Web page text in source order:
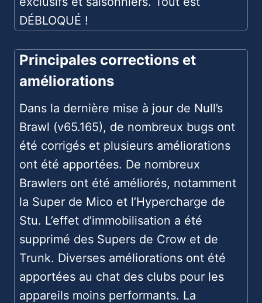
DÉBLOQUÉ !
Principales corrections et
améliorations
Dans la dernière mise à jour de Null’s
Brawl (v65.165), de nombreux bugs ont
été corrigés et plusieurs améliorations
ont été apportées. De nombreux
Brawlers ont été améliorés, notamment
la Super de Mico et l’Hypercharge de
Stu. L’effet d’immobilisation a été
supprimé des Supers de Crow et de
Trunk. Diverses améliorations ont été
apportées au chat des clubs pour les
appareils moins performants. La